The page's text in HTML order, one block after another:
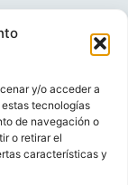
y/o acceder a
tecnologías
de navegación o
o retirar el
características y